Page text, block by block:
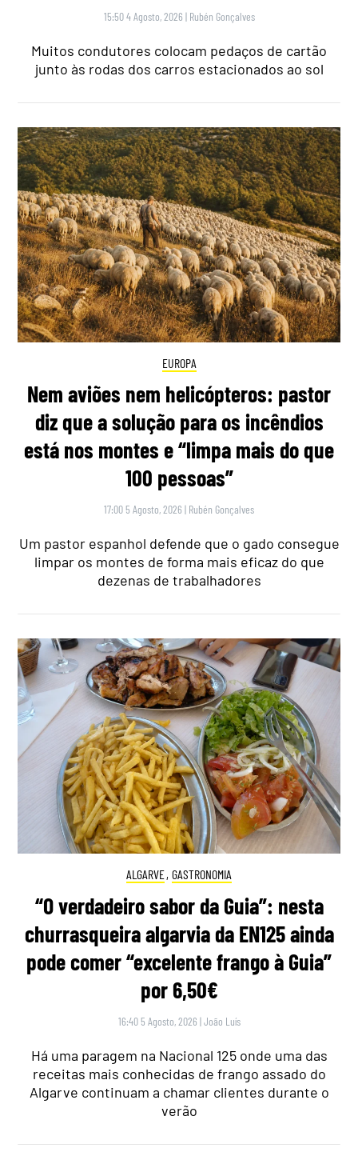
15:50 4 Agosto, 2026 | Rubén Gonçalves
Muitos condutores colocam pedaços de cartão
junto às rodas dos carros estacionados ao sol
EUROPA
Nem aviões nem helicópteros: pastor
diz que a solução para os incêndios
está nos montes e “limpa mais do que
100 pessoas”
17:00 5 Agosto, 2026 | Rubén Gonçalves
Um pastor espanhol defende que o gado consegue
limpar os montes de forma mais eficaz do que
dezenas de trabalhadores
ALGARVE, GASTRONOMIA
“O verdadeiro sabor da Guia”: nesta
churrasqueira algarvia da EN125 ainda
pode comer “excelente frango à Guia”
por 6,50€
16:40 5 Agosto, 2026 |João Luís
Há uma paragem na Nacional 125 onde uma das
receitas mais conhecidas de frango assado do
Algarve continuam a chamar clientes durante o
verão